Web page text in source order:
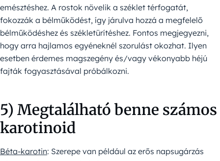
emésztéshez. A rostok növelik a széklet térfogatát,
fokozzák a bélműködést, így járulva hozzá a megfelelő
bélműködéshez és székletürítéshez. Fontos megjegyezni,
hogy arra hajlamos egyéneknél szorulást okozhat. Ilyen
esetben érdemes magszegény és/vagy vékonyabb héjú
fajták fogyasztásával próbálkozni.
5) Megtalálható benne számos
karotinoid
Béta-karotin: Szerepe van például az erős napsugárzás